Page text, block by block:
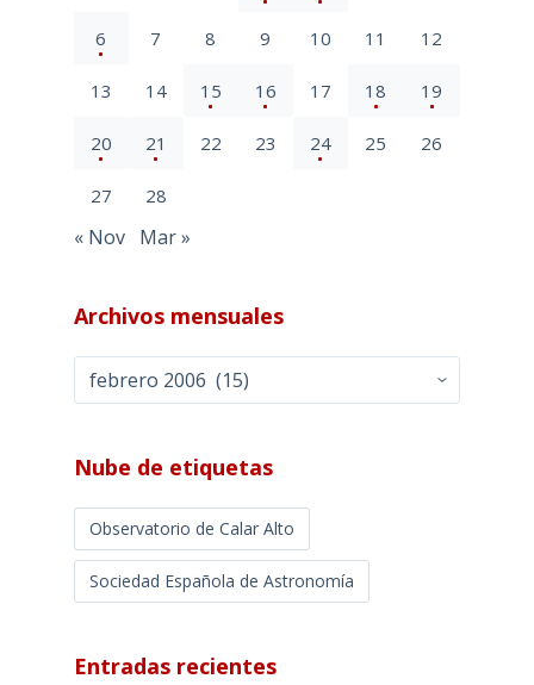
6 7 8 9 10 11 12
13 14 15 16 17 18 19
20 21 22 23 24 25 26
27 28
« Nov Mar »
Archivos mensuales
Archivos
mensuales
Nube de etiquetas
Observatorio de Calar Alto
Sociedad Española de Astronomía
Entradas recientes